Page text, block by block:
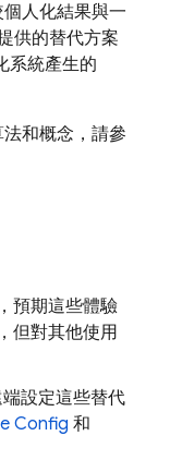
人化結果與一
供的替代方案
系統產生的
和概念，請參
預期這些體驗
但對其他使用
設定這些替代
Config 和